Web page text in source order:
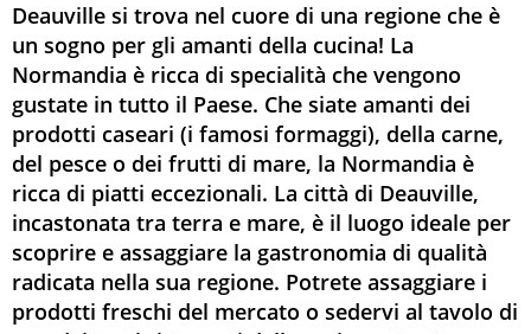
Deauville si trova nel cuore di una regione che è
un sogno per gli amanti della cucina! La
Normandia è ricca di specialità che vengono
gustate in tutto il Paese. Che siate amanti dei
prodotti caseari (i famosi formaggi), della carne,
del pesce o dei frutti di mare, la Normandia è
ricca di piatti eccezionali. La città di Deauville,
incastonata tra terra e mare, è il luogo ideale per
scoprire e assaggiare la gastronomia di qualità
radicata nella sua regione. Potrete assaggiare i
prodotti freschi del mercato o sedervi al tavolo di